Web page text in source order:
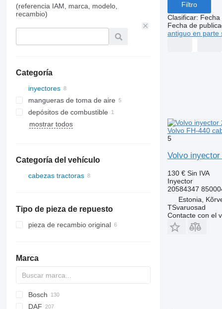
(referencia IAM, marca, modelo,
recambio)
Categoría
inyectores
mangueras de toma de aire
depósitos de combustible
mostrar todos
Categoría del vehículo
cabezas tractoras
Tipo de pieza de repuesto
pieza de recambio original
Marca
X-Series
Bosch
C-series
DAF
Filtro
Clasificar: Fecha
Fecha de
antiguo en parte
Volvo FH-440
5
Volvo
130 € Sin IVA
Inyector
20584347
Estonia,
TSvaruosad
Contacte con el